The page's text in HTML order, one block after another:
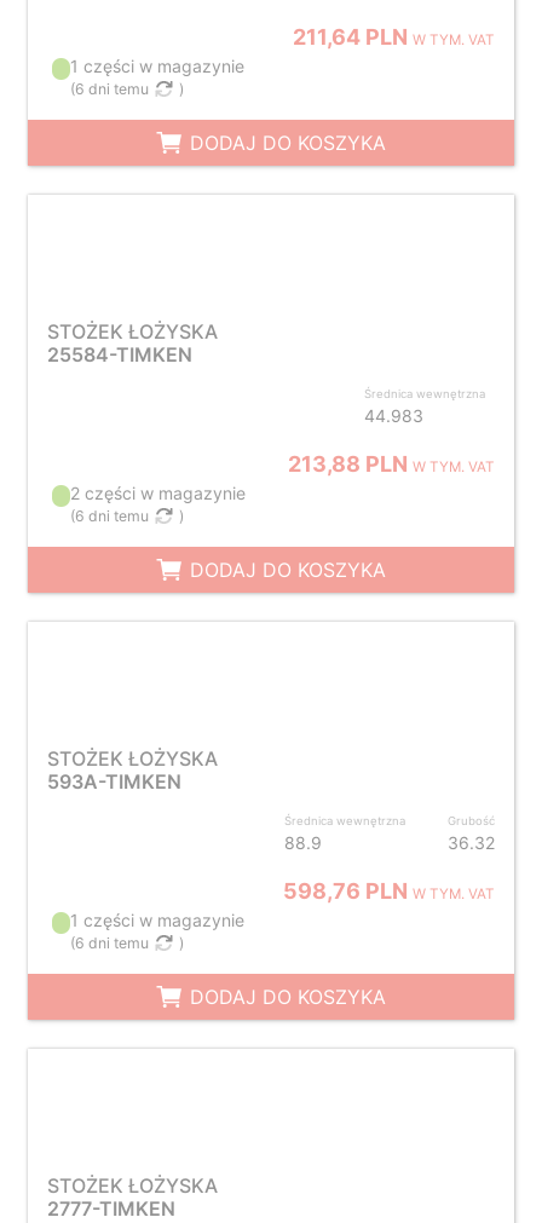
211,64 PLNW TYM. VAT
1 części w magazynie
(6 dni temu )
DODAJ DO KOSZYKA
STOŻEK ŁOŻYSKA
25584-TIMKEN
Średnica wewnętrzna
44.983
213,88 PLNW TYM. VAT
2 części w magazynie
(6 dni temu )
DODAJ DO KOSZYKA
STOŻEK ŁOŻYSKA
593A-TIMKEN
Średnica wewnętrzna
88.9
Grubość
36.32
598,76 PLNW TYM. VAT
1 części w magazynie
(6 dni temu )
DODAJ DO KOSZYKA
STOŻEK ŁOŻYSKA
2777-TIMKEN